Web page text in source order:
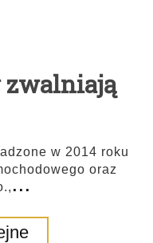
zwalniają
w 2014 roku
oraz
...